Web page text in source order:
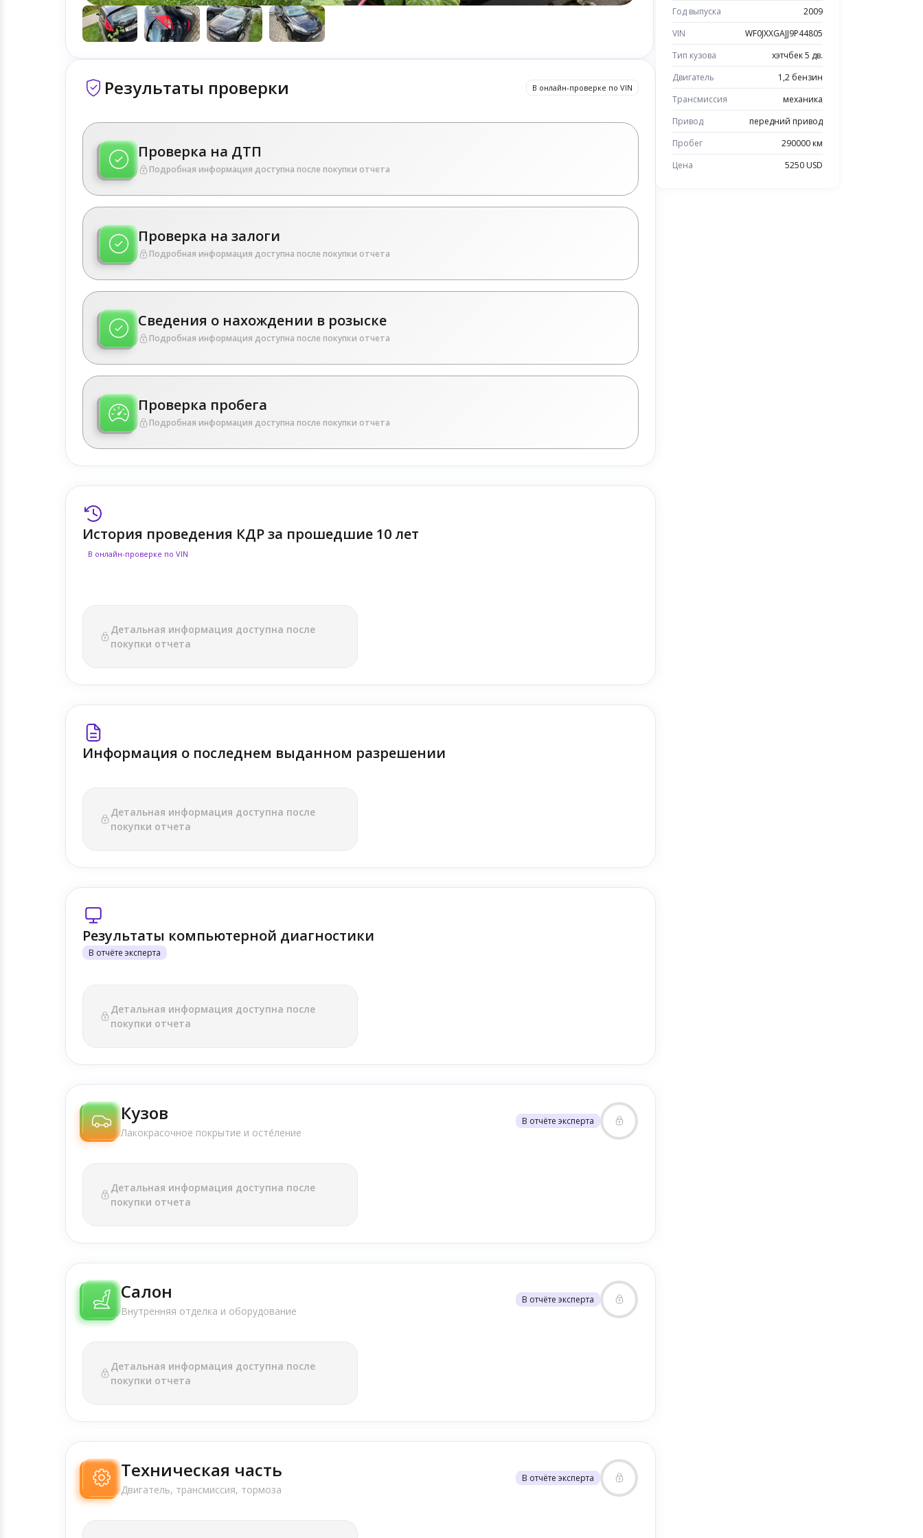
Результаты проверки В онлайн-проверке по VIN
Проверка на ДТП
Подробная информация доступна после покупки отчета
Проверка на залоги
Подробная информация доступна после покупки отчета
Сведения о нахождении в розыске
Подробная информация доступна после покупки отчета
Проверка пробега
Подробная информация доступна после покупки отчета
История проведения КДР за прошедшие 10 лет
В онлайн-проверке по VIN
Детальная информация доступна после
покупки отчета
Информация о последнем выданном разрешении
Детальная информация доступна после
покупки отчета
Результаты компьютерной диагностики
В отчёте эксперта
Детальная информация доступна после
покупки отчета
Кузов
Лакокрасочное покрытие и осте́ление
В отчёте эксперта
Детальная информация доступна после
покупки отчета
Салон
Внутренняя отделка и оборудование
В отчёте эксперта
Детальная информация доступна после
покупки отчета
Техническая часть
Двигатель, трансмиссия, тормоза
В отчёте эксперта
Год выпуска
2009
VIN
WF0JXXGAJJ9P44805
Тип кузова
хэтчбек 5 дв.
Двигатель
1,2 бензин
Трансмиссия
механика
Привод
передний привод
Пробег
290000 км
Цена
5250 USD